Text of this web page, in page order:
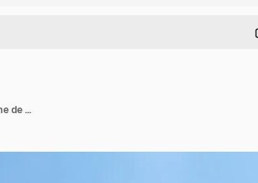
Tuyau en métal blanc du drain sur le mur d'un bâtiment en brique. Système de drainage de gouttière de support sur le toit. Drain sur le toit de la maison. Drainage de toit. Evacuation de l'eau du toit.